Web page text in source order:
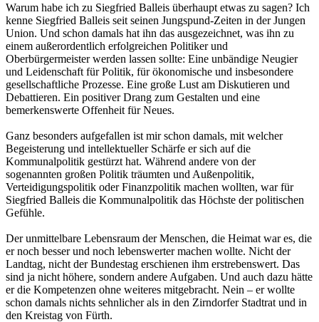
Warum habe ich zu Siegfried Balleis überhaupt etwas zu sagen? Ich
kenne Siegfried Balleis seit seinen Jungspund-Zeiten in der Jungen
Union. Und schon damals hat ihn das ausgezeichnet, was ihn zu
einem außerordentlich erfolgreichen Politiker und
Oberbürgermeister werden lassen sollte: Eine unbändige Neugier
und Leidenschaft für Politik, für ökonomische und insbesondere
gesellschaftliche Prozesse. Eine große Lust am Diskutieren und
Debattieren. Ein positiver Drang zum Gestalten und eine
bemerkenswerte Offenheit für Neues.
Ganz besonders aufgefallen ist mir schon damals, mit welcher
Begeisterung und intellektueller Schärfe er sich auf die
Kommunalpolitik gestürzt hat. Während andere von der
sogenannten großen Politik träumten und Außenpolitik,
Verteidigungspolitik oder Finanzpolitik machen wollten, war für
Siegfried Balleis die Kommunalpolitik das Höchste der politischen
Gefühle.
Der unmittelbare Lebensraum der Menschen, die Heimat war es, die
er noch besser und noch lebenswerter machen wollte. Nicht der
Landtag, nicht der Bundestag erschienen ihm erstrebenswert. Das
sind ja nicht höhere, sondern andere Aufgaben. Und auch dazu hätte
er die Kompetenzen ohne weiteres mitgebracht. Nein – er wollte
schon damals nichts sehnlicher als in den Zirndorfer Stadtrat und in
den Kreistag von Fürth.